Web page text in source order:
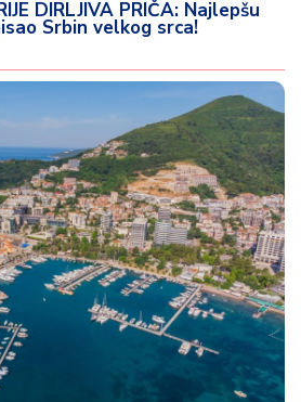
DIRLJIVA PRIČA: Najlepšu
Srbin velkog srca!